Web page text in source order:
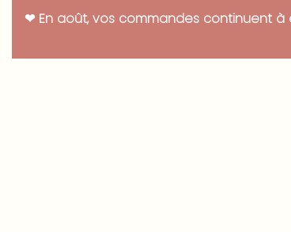
❤ En août, vos commandes continuent
Panneau de gestion des cookies